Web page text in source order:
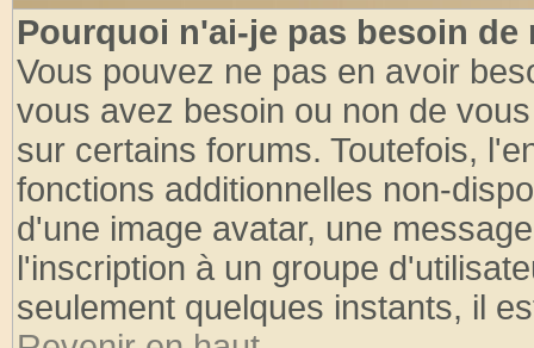
Pourquoi n'ai-je pas besoin de
Vous pouvez ne pas en avoir
vous avez besoin ou non de
sur certains forums. Toutefois,
fonctions additionnelles non-
d'une image avatar, une
l'inscription à un groupe
seulement quelques instants, il